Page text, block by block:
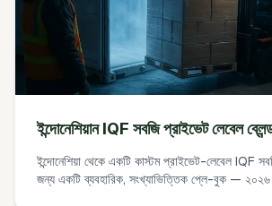
ইন্দোনেশিয়ান IQF সবজি প্রাইভেট লেবেল
ইন্দোনেশিয়া থেকে একটি কাস্টম প্রাইভেট-লেবেল IQF
জন্য একটি ব্যবহারিক, সংখ্যাভিত্তিক প্লে-বুক —